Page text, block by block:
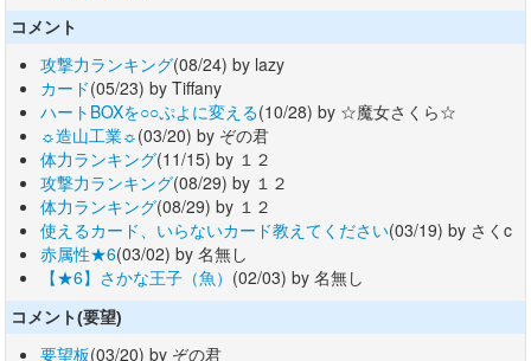
コメント
攻撃力ランキング(08/24) by lazy
カード(05/23) by Tiffany
ハートBOXを○○ぷよに変える(10/28) by ☆魔女さくら☆
☼造山工業☼(03/20) by ぞの君
体力ランキング(11/15) by １２
攻撃力ランキング(08/29) by １２
体力ランキング(08/29) by １２
使えるカード、いらないカード教えてください(03/19) by さくc
赤属性★6(03/02) by 名無し
【★6】さかな王子（魚） (02/03) by 名無し
コメント(要望)
要望板(03/20) by ぞの君